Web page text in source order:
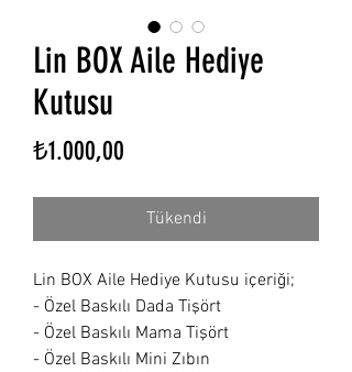
Lin BOX Aile Hediye
Kutusu
₺1.000,00
Tükendi
Lin BOX Aile Hediye Kutusu içeriği;
- Özel Baskılı Dada Tişört
- Özel Baskılı Mama Tişört
- Özel Baskılı Mini Zıbın